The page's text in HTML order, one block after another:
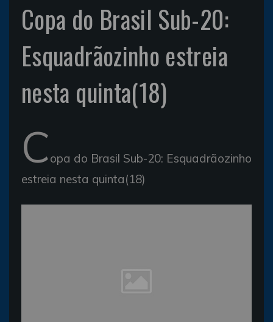
Copa do Brasil Sub-20:
Esquadrãozinho estreia
nesta quinta(18)
Copa do Brasil Sub-20: Esquadrãozinho
estreia nesta quinta(18)